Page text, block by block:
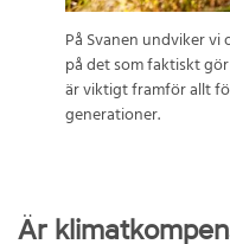
På Svanen undviker
på det som faktiskt
är viktigt framför allt
generationer.
Är